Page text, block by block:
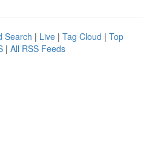
Search | Live | Tag Cloud | Top
| All RSS Feeds